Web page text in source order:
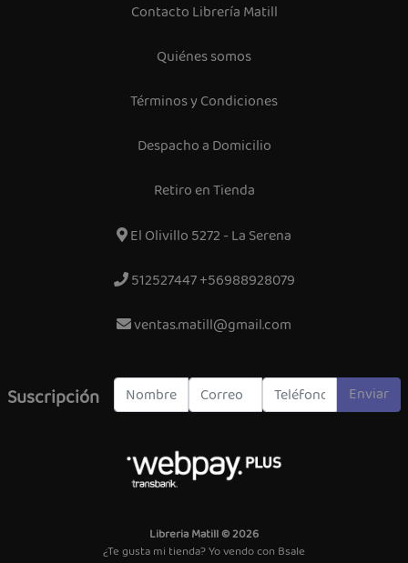
Contacto Librería Matill
Quiénes somos
Términos y Condiciones
Despacho a Domicilio
Retiro en Tienda
El Olivillo 5272 - La Serena
512527447 +56988928079
ventas.matill@gmail.com
Suscripción Enviar
Libreria Matill © 2026
¿Te gusta mi tienda? Yo vendo con Bsale